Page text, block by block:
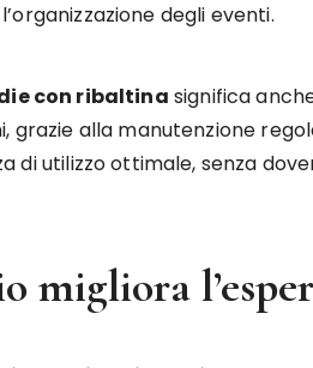
degli eventi.
con ribaltina significa
grazie alla manutenzione
di utilizzo ottimale, senza
migliora